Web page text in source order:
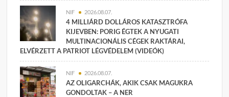
NIF 2026.08.07.
4 MILLIÁRD DOLLÁROS KATASZTRÓFA
KIJEVBEN: PORIG ÉGTEK A NYUGATI
MULTINACIONÁLIS CÉGEK RAKTÁRAI,
ELVÉRZETT A PATRIOT LÉGVÉDELEM (VIDEÓK)
NIF 2026.08.07.
AZ OLIGARCHÁK, AKIK CSAK MAGUKRA
GONDOLTAK – A NER